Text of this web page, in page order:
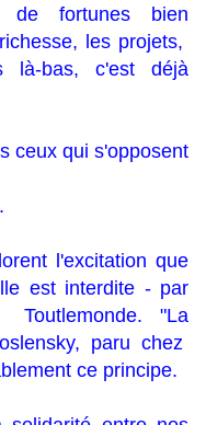
de fortunes bien
les projets,
là-bas, c'est déjà
ceux qui s'opposent
l'excitation que
est interdite - par
"La
paru chez
ce principe.